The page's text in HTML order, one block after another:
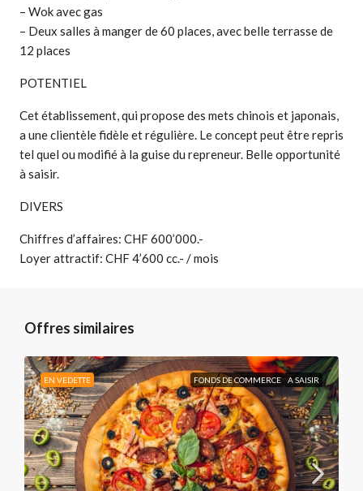
– Wok avec gas
– Deux salles à manger de 60 places, avec belle terrasse de
12 places
POTENTIEL
Cet établissement, qui propose des mets chinois et japonais,
a une clientèle fidèle et régulière. Le concept peut être repris
tel quel ou modifié à la guise du repreneur. Belle opportunité
à saisir.
DIVERS
Chiffres d’affaires: CHF 600’000.-
Loyer attractif: CHF 4’600 cc.- / mois
Offres similaires
EN VEDETTE FONDS DE COMMERCE A SAISIR